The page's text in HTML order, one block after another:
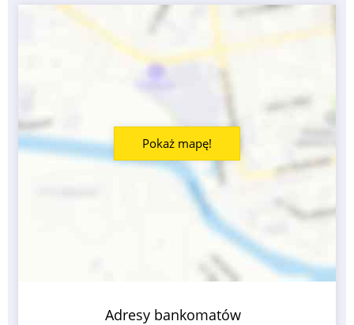
Adresy bankomatów
Pokaż mapę!